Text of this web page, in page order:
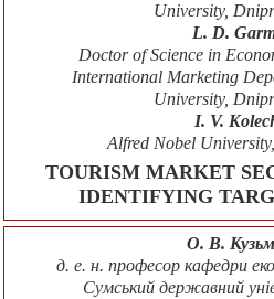
University,
L. D.
Doctor of Science in
International Marketing
University,
I. V.
Alfred Nobel
TOURISM MARKET
IDENTIFYING
О. В.
д. е. н. професор кафедри
Сумський державний